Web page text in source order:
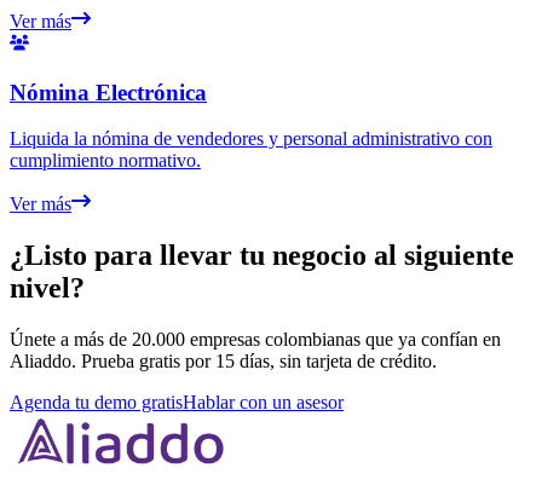
Ver más
Nómina Electrónica
Liquida la nómina de vendedores y personal administrativo con
cumplimiento normativo.
Ver más
¿Listo para llevar tu negocio al siguiente
nivel?
Únete a más de 20.000 empresas colombianas que ya confían en
Aliaddo. Prueba gratis por 15 días, sin tarjeta de crédito.
Agenda tu demo gratisHablar con un asesor